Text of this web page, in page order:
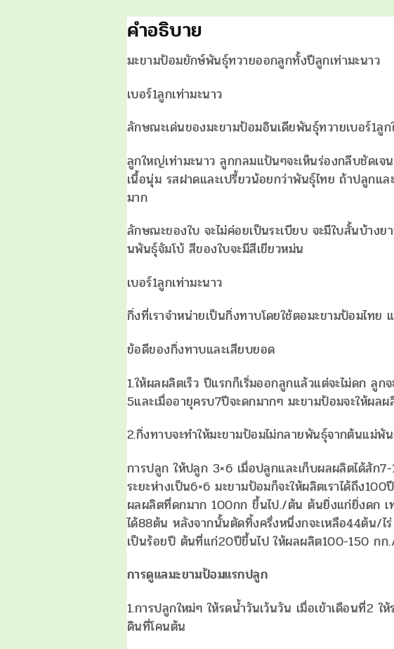
คำอธิบาย
มะขามป้อมยักษ์พันธุ์ทวายออกลูกทั้งปีลูกเท่ามะนาว
เบอร์1ลูกเท่ามะนาว
ลักษณะเด่นของมะขามป้อมอินเดียพันธุ์ทวายเบอร์1ลู
ลูกใหญ่เท่ามะนาว ลูกกลมแป้นๆจะเห็นร่องกลีบชัดเจ
เนื้อนุ่ม รสฝาดและเปรี้ยวน้อยกว่าพันธุ์ไทย ถ้าปลูกแ
มาก
ลักษณะของใบ จะไม่ค่อยเป็นระเบียบ จะมีใบสั้นบ้างย
นพันธุ์จัมโบ้ สีของใบจะมีสีเขียวหม่น
เบอร์1ลูกเท่ามะนาว
กิ่งที่เราจำหน่ายเป็นกิ่งทาบโดยใช้ตอมะขามป้อมไทย
ข้อดีของกิ่งทาบและเสียบยอด
1.ให้ผลผลิตเร็ว ปีแรกก็เริ่มออกลูกแล้วแต่จะไม่ดก ลูก
5และเมื่ออายุครบ7ปีจะดกมากๆ มะขามป้อมจะให้ผลผ
2.กิ่งทาบจะทำให้มะขามป้อมไม่กลายพันธุ์จากต้นแม่พั
การปลูก ให้ปลูก 3×6 เมื่อปลูกและเก็บผลผลิตได้สัก
ระยะห่างเป็น6×6 มะขามป้อมก็จะให้ผลิตเราได้ถึง
ผลผลิตที่ดกมาก 100กก ขึ้นไป./ต้น ต้นยิ่งแก่ยิ่งดก เ
ได้88ต้น หลังจากนั้นตัดทิ้งครึ่งหนึ่งกจะเหลือ44ต้น/ไ
เป็นร้อยปี ต้นที่แก่20ปีขึ้นไป ให้ผลผลิต100-150 กก
การดูแลมะขามป้อมแรกปลูก
1.การปลูกใหม่ๆ ให้รดน้ำวันเว้นวัน เมื่อเข้าเดือนที่2
ดินที่โคนต้น